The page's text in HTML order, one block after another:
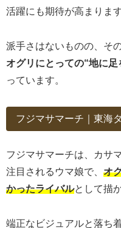
活躍にも期待が高まります
派手さはないものの、そ
オグリにとっての“地に足
っています。
フジマサマーチ｜東海
フジマサマーチは、カサ
注目されるウマ娘で、 オ
かったライバルとして描
端正なビジュアルと落ち